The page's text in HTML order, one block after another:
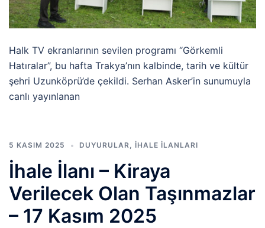
Halk TV ekranlarının sevilen programı “Görkemli
Hatıralar”, bu hafta Trakya’nın kalbinde, tarih ve kültür
şehri Uzunköprü’de çekildi. Serhan Asker’in sunumuyla
canlı yayınlanan
5 KASIM 2025 DUYURULAR İHALE İLANLARI
İhale İlanı – Kiraya
Verilecek Olan Taşınmazlar
– 17 Kasım 2025